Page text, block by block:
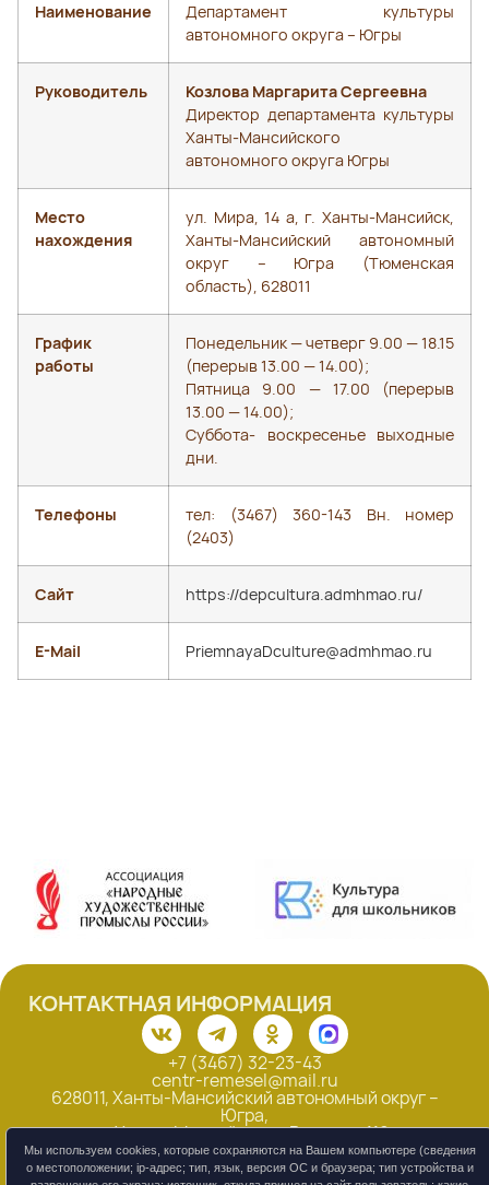
Наименование
Департамент культуры
автономного округа – Югры
Руководитель
Козлова Маргарита Сергеевна
Директор департамента культуры
Ханты-Мансийского
автономного округа Югры
Место
нахождения
ул. Мира, 14 а, г. Ханты-Мансийск,
Ханты-Мансийский автономный
округ – Югра (Тюменская
область), 628011
График
работы
Понедельник — четверг 9.00 — 18.15
(перерыв 13.00 — 14.00);
Пятница 9.00 — 17.00 (перерыв
13.00 — 14.00);
Суббота- воскресенье выходные
дни.
Телефоны
тел: (3467) 360-143 Вн. номер
(2403)
Сайт https://depcultura.admhmao.ru/
E-Mail PriemnayaDculture@admhmao.ru
КОНТАКТНАЯ ИНФОРМАЦИЯ
+7 (3467) 32-23-43
centr-remesel@mail.ru
628011, Ханты-Мансийский автономный округ –
Югра,
г. Ханты-Мансийск, ул. Рознина, 119
Смотреть на карте
Мы используем cookies, которые сохраняются на Вашем компьютере (сведения
о местоположении; ip-адрес; тип, язык, версия ОС и браузера; тип устройства и